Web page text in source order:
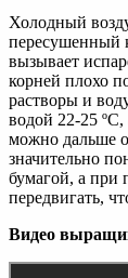
Холодный
пересушенный
вызывает
корней плохо
растворы и
водой 22-25
можно дальше
значительно
бумагой, а при
передвигать,
Видео